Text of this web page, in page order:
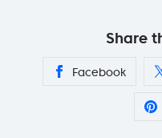
Share
Facebook